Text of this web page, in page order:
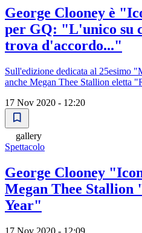
George Clooney è
per GQ: "L'unico su
trova d'accordo..."
Sull'edizione dedicata al 25esimo
anche Megan Thee Stallion eletta
17 Nov 2020 - 12:20
gallery
Spettacolo
George Clooney
Megan Thee Stallion
Year"
17 Nov 2020 - 12:09